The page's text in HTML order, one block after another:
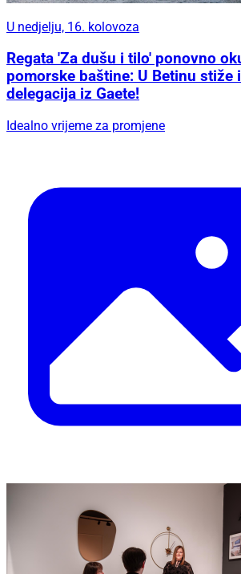
U nedjelju, 16. kolovoza
Regata 'Za dušu i tilo' ponovno
pomorske baštine: U Betinu stiže
delegacija iz Gaete!
Idealno vrijeme za promjene